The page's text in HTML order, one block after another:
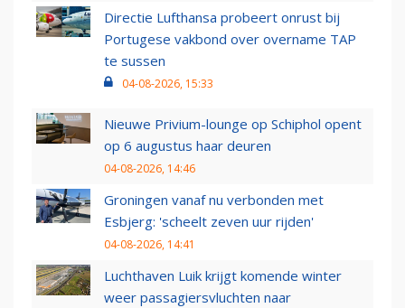
Directie Lufthansa probeert onrust bij
Portugese vakbond over overname TAP
te sussen
04-08-2026, 15:33
Nieuwe Privium-lounge op Schiphol opent
op 6 augustus haar deuren
04-08-2026, 14:46
Groningen vanaf nu verbonden met
Esbjerg: 'scheelt zeven uur rijden'
04-08-2026, 14:41
Luchthaven Luik krijgt komende winter
weer passagiersvluchten naar